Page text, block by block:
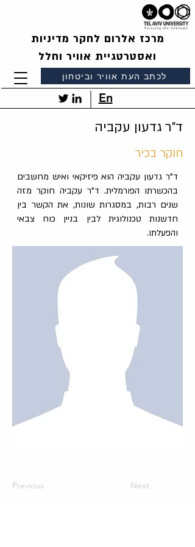
לכתב העת אוויר וביטחון
מרכז אלרום לחקר מדיניות
ואסטרטגיית אוויר וחלל
En
ד"ר גדעון עקביה
חוקר בכיר
ד"ר גדעון עקביה הוא פיזיקאי ואיש מחשבים
בהכשרתו הפורמלית. ד"ר עקביה חוקר מזה
שנים רבות, במסגרות שונות, את הקשר בין
חדשנות טכנולוגית לבין בניין כוח צבאי
והפעלתו.
Previous Next